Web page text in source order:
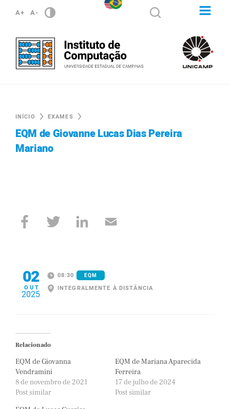
A+ A-
INÍCIO EXAMES
EQM de Giovanne Lucas Dias Pereira
Mariano
02
OUT
2025
08:30 EQM
INTEGRALMENTE À DISTÂNCIA
Relacionado
EQM de Giovanna
Vendramini
8 de novembro de 2021
Post similar
EQM de Mariana Aparecida
Ferreira
17 de julho de 2024
Post similar